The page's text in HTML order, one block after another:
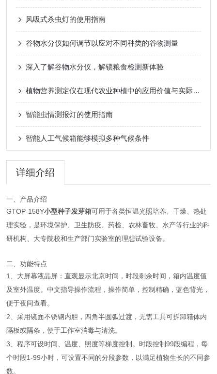
风吸式杀虫灯的使用指南
谷物水分仪如何调节以应对不同种类的谷物测量
深入了解谷物水分仪，解锁粮食检测新体验
植物营养测定仪在现代农业种植中的应用价值与实际作用
智能虫情测报灯的使用指南
智能人工气候箱能够模拟多种气候条件
详细介绍
一、产品介绍
GTOP-158Y小型种子发芽箱可用于各类恒温光照培养、干燥、热处
理实验，是环境保护、卫生防疫、药检、农林畜牧、水产等行业的科
研机构、大专院校和生产部门实验室的理想试验设备。
二、功能特点
1、大屏幕液晶屏：直观显示北京时间，时段剩余时间，箱内温度值
及室外温度。中文指导操作流程，操作简单，控制精确，蓝色背光，
便于夜间查看。
2、采用镜面不锈钢内胆，四角半圆弧过渡，无需工具可拆卸箱体内
隔板或隔条，便于工作室消毒与清洗。
3、程序可设时间、温度、照度等梯度控制。时段控制99段编程，每
个时段1-99小时，可设置不同的分段参数，以满足植物生长的不同参
数。